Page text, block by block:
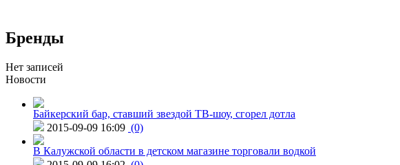
Бренды
Нет записей
Новости
Байкерский бар, ставший звездой ТВ-шоу, сгорел дотла
2015-09-09 16:09 (0)
В Калужской области в детском магазине торговали водкой